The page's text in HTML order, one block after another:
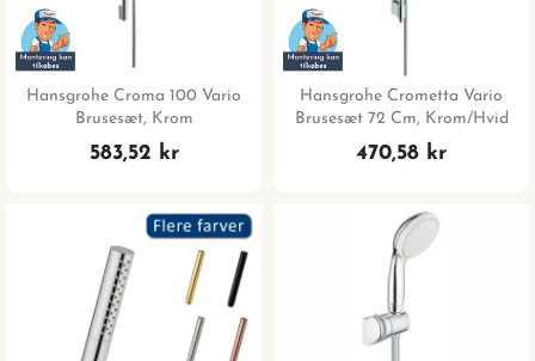
Hansgrohe Croma 100 Vario
Brusesæt, Krom
583,52 kr
Hansgrohe Crometta Vario
Brusesæt 72 Cm, Krom/hvid
470,58 kr